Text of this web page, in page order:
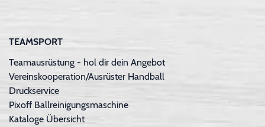
TEAMSPORT
Teamausrüstung - hol dir dein Angebot
Vereinskooperation/Ausrüster Handball
Druckservice
Pixoff Ballreinigungsmaschine
Kataloge Übersicht